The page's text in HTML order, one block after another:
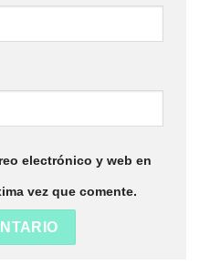
electrónico y web en
vez que comente.